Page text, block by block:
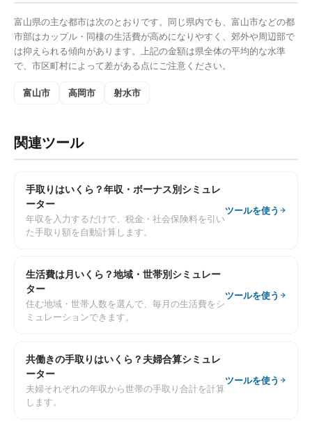
富山県の主な都市は次のとおりです。同じ県内でも、 富山市などの都
市部はカップル・同棲の生活費が高めになりやすく、郊外や周辺部で
は抑えられる傾向があります。上記の金額は県全体の平均的な水準
で、市区町村によって差がある点にご注意ください。
富山市 高岡市 射水市
関連ツール
手取りはいくら？年収・ボーナス別シミュレ
ーター
年収を入力するだけで、税金・社会保険料を引い
た手取り額を自動計算します。
ツールを使う
生活費は月いくら？地域・世帯別シミュレー
ター
住む地域・世帯人数を選んで、毎月の生活費をシ
ミュレーションできます。
ツールを使う
共働きの手取りはいくら？夫婦合算シミュレ
ーター
夫婦それぞれの年収から世帯の手取り合計を計算
します。
ツールを使う